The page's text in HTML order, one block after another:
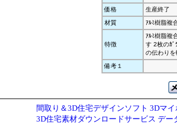
価格
生産終了
材質
ｱﾙﾐ樹脂複
特徴
ｱﾙﾐ樹脂複
す 2枚のｶﾞ
の伝わり
備考１
間取り＆3D住宅デザインソフト 3Dマ
3D住宅素材ダウンロードサービス デー